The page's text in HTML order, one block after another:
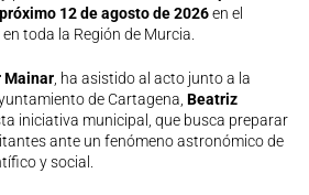
12 de agosto de 2026en el
toda la Región de Murcia.
Mainar , ha asistido al acto junto a la
de Cartagena, Beatriz
iniciativa municipal, que busca preparar
ante un fenómeno astronómico de
y social.